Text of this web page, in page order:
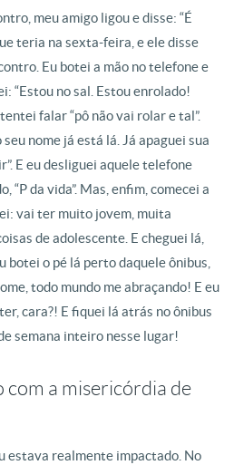
meu amigo ligou e disse: “É
teria na sexta-feira, e ele disse
Eu botei a mão no telefone e
“Estou no sal. Estou enrolado!
falar “pô não vai rolar e tal”.
nome já está lá. Já apaguei sua
E eu desliguei aquele telefone
“P da vida”. Mas, enfim, comecei a
vai ter muito jovem, muita
de adolescente. E cheguei lá,
botei o pé lá perto daquele ônibus,
todo mundo me abraçando! E eu
cara?! E fiquei lá atrás no ônibus
semana inteiro nesse lugar!
a misericórdia de
estava realmente impactado. No